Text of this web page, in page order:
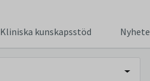
Kliniska kunskapsstöd